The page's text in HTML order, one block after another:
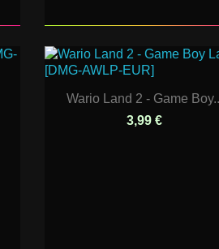
Wario Land 2 - Game
3,99 €